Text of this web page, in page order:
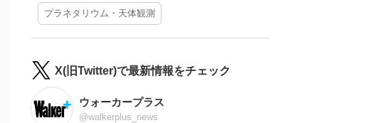
プラネタリウム・天体観測
X(旧Twitter)で最新情報をチェック
ウォーカープラス
@walkerplus_news